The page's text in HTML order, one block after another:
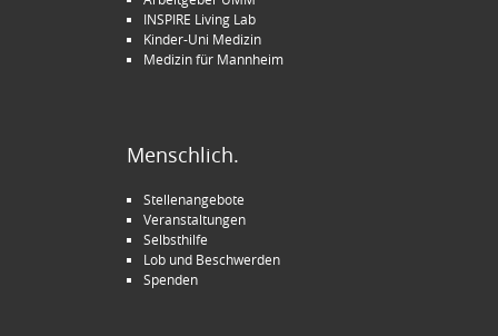
INSPIRE Living Lab
Kinder-Uni Medizin
Medizin für Mannheim
Menschlich.
Stellenangebote
Veranstaltungen
Selbsthilfe
Lob und Beschwerden
Spenden